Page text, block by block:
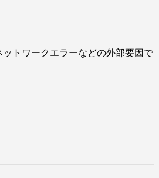
トワークエラーなどの外部要因で